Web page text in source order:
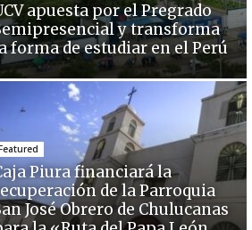
apuesta por el Pregrado
y transforma
forma de estudiar en el Perú
Piura financiará la
de la Parroquia
José Obrero de Chulucanas